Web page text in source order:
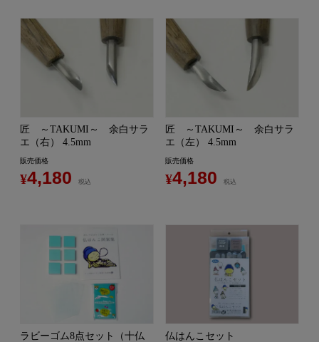
匠 ～TAKUMI～ 余白サラ
エ（右） 4.5mm
販売価格
¥4,180 税込
匠 ～TAKUMI～ 余白サラ
エ（左） 4.5mm
販売価格
¥4,180 税込
ラビーゴム8点セット（十仏
仏はんこセット